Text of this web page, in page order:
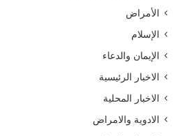
الأمراض
الإسلام
الإيمان والدعاء
الاخبار الرئيسية
الاخبار المحلية
الادوية والامراض